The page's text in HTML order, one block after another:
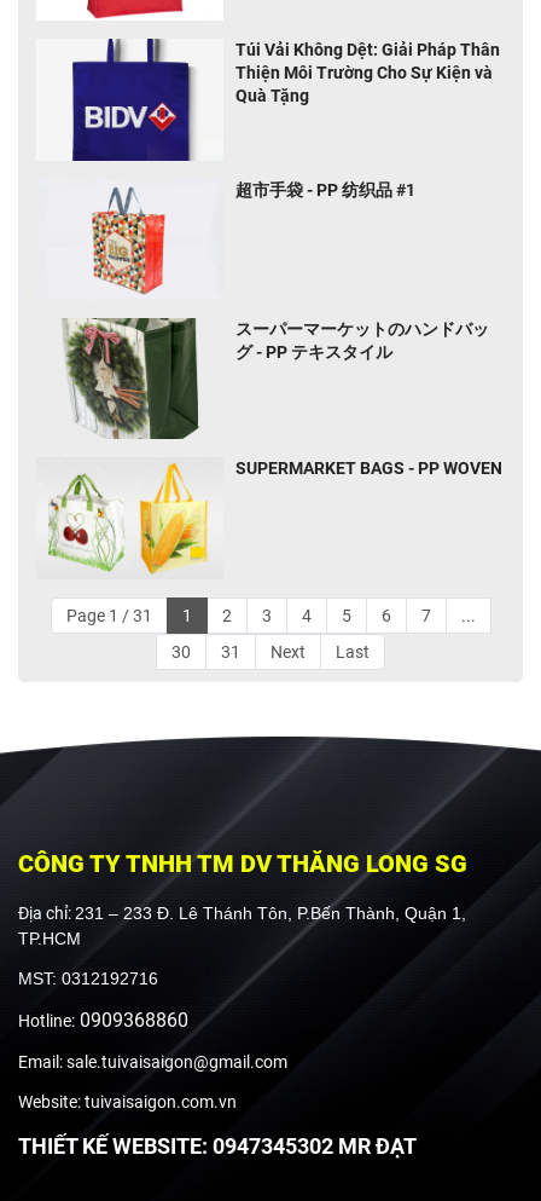
Túi Vải Không Dệt: Giải Pháp Thân
Thiện Môi Trường Cho Sự Kiện và
Quà Tặng
超市手袋 - PP 纺织品 #1
スーパーマーケットのハンドバッ
グ - PP テキスタイル
SUPERMARKET BAGS - PP WOVEN
Page 1 / 31 1 2 3 4 5 6 7
...
30
31 Next Last
CÔNG TY TNHH TM DV THĂNG LONG SG
Địa chỉ: 231 – 233 Đ. Lê Thánh Tôn, P.Bến Thành, Quận 1,
TP.HCM
MST: 0312192716
Hotline: 0909368860
Email: sale.tuivaisaigon@gmail.com
Website: tuivaisaigon.com.vn
THIẾT KẾ WEBSITE: 0947345302 MR ĐẠT